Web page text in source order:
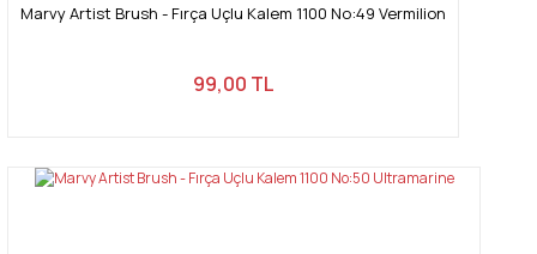
Marvy Artist Brush - Fırça Uçlu Kalem 1100 No:49 Vermilion
99,00 TL